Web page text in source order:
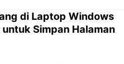
di Laptop Windows
Simpan Halaman